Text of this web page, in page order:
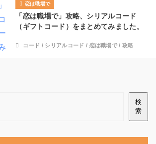
恋は職場で
「恋は職場で」攻略、シリアルコード
（ギフトコード）をまとめてみました。
コード / シリアルコード / 恋は職場で/攻略
検
索